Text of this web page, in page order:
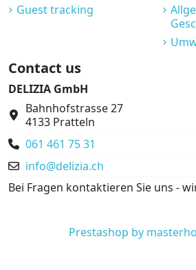
Guest tracking
Contact us
DELIZIA GmbH
Bahnhofstrasse 27
4133 Pratteln
061 461 75 31
info@delizia.ch
Bei Fragen kontaktieren Sie uns -
Prestashop by